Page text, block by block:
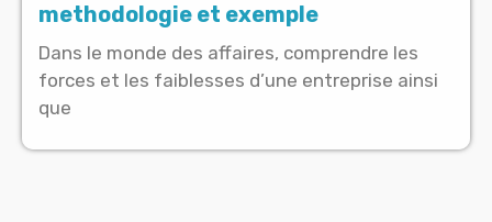
methodologie et exemple
Dans le monde des affaires, comprendre les
forces et les faiblesses d’une entreprise ainsi
que